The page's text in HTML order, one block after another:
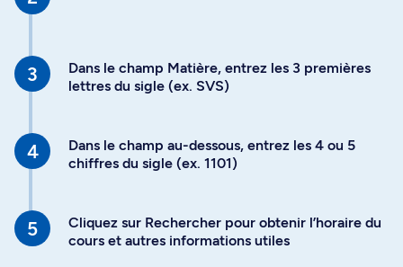
Dans le champ Matière, entrez les 3 premières
lettres du sigle (ex. SVS)
Dans le champ au-dessous, entrez les 4 ou 5
chiffres du sigle (ex. 1101)
Cliquez sur Rechercher pour obtenir l’horaire du
cours et autres informations utiles